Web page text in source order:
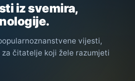
iz svemira,
vijesti,
čitatelje koji žele razumjeti